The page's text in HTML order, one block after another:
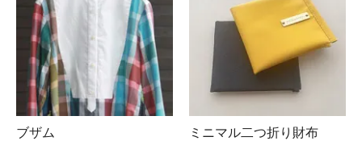
ブザム
ミニマル二つ折り財布